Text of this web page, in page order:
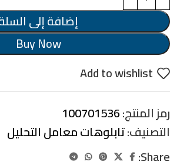
إضافة إلى
Buy Now
Add to wishlist
رمز المنتج:100701536
التصنيف:تابلوهات معامل التحليل
Share: